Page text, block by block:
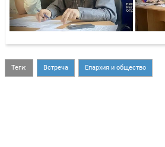
Теги: Встреча Епархия и общество